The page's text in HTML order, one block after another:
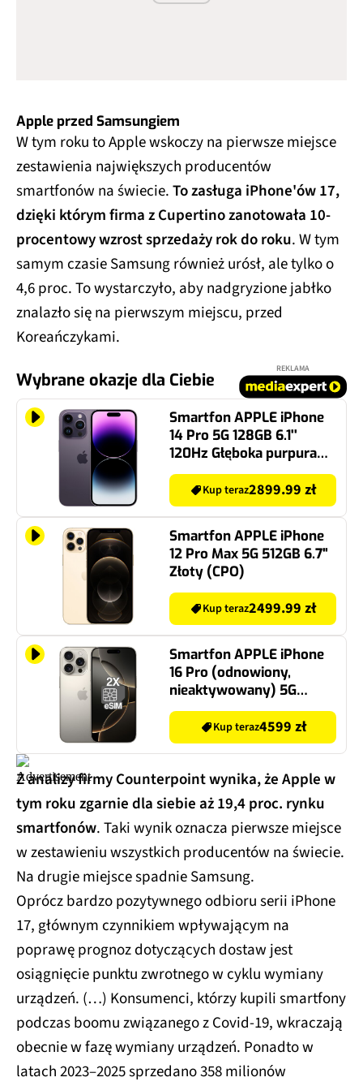
Apple przed Samsungiem
W tym roku to Apple wskoczy na pierwsze miejsce
zestawienia największych producentów
smartfonów na świecie.To zasługa iPhone'ów 17,
dzięki którym firma z Cupertino zanotowała 10-
procentowy wzrost sprzedaży rok do roku. W tym
samym czasie Samsung również urósł, ale tylko o
4,6 proc. To wystarczyło, aby nadgryzione jabłko
znalazło się na pierwszym miejscu, przed
Koreańczykami.
Wybrane okazje dla Ciebie
REKLAMA
Smartfon APPLE iPhone
14 Pro 5G 128GB 6.1''
120Hz Głęboka purpura
(CPO)
Kup teraz2899.99 zł
Smartfon APPLE iPhone
12 Pro Max 5G 512GB 6.7"
Złoty (CPO)
Kup teraz2499.99 zł
Smartfon APPLE iPhone
16 Pro (odnowiony,
nieaktywowany) 5G
256GB 6.3" 120Hz Tytan
naturalny (CPO) 2x eSIM
Kup teraz4599 zł
Z analizy firmy Counterpoint wynika, że Apple w
tym roku zgarnie dla siebie aż 19,4 proc. rynku
smartfonów. Taki wynik oznacza pierwsze miejsce
w zestawieniu wszystkich producentów na świecie.
Na drugie miejsce spadnie Samsung.
Oprócz bardzo pozytywnego odbioru serii iPhone
17, głównym czynnikiem wpływającym na
poprawę prognoz dotyczących dostaw jest
osiągnięcie punktu zwrotnego w cyklu wymiany
urządzeń. (…) Konsumenci, którzy kupili smartfony
podczas boomu związanego z Covid-19, wkraczają
obecnie w fazę wymiany urządzeń. Ponadto w
latach 2023–2025 sprzedano 358 milionów